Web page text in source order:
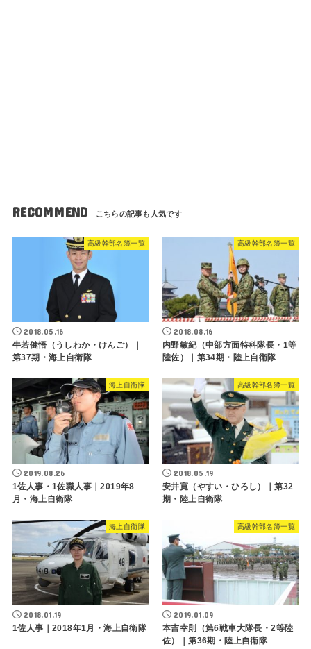
RECOMMEND
高級幹部名簿一覧
2018.05.16
牛若健悟（うしわか・けんご）｜
第37期・海上自衛隊
高級幹部名簿一覧
2018.08.16
内野敏紀（中部方面特科隊長・1等
陸佐）｜第34期・陸上自衛隊
海上自衛隊
2019.08.26
1佐人事・1佐職人事｜2019年8
月・海上自衛隊
高級幹部名簿一覧
2018.05.19
安井寛（やすい・ひろし）｜第32
期・陸上自衛隊
海上自衛隊
2018.01.19
1佐人事｜2018年1月・海上自衛隊
高級幹部名簿一覧
2019.01.09
本吉幸則（第6戦車大隊長・2等陸
佐）｜第36期・陸上自衛隊